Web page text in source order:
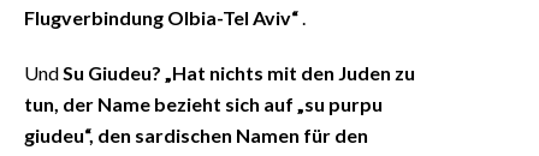
Flugverbindung Olbia-Tel Aviv“.
UndSu Giudeu? „Hat nichts mit den Juden zu
tun, der Name bezieht sich auf „su purpu
giudeu“, den sardischen Namen für den